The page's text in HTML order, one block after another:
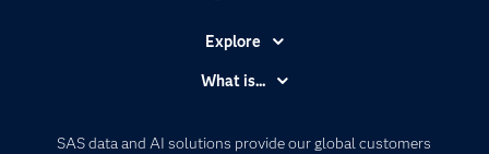
SAS data and AI solutions provide our global customers
Explore
What is...
Artificial Intelligence